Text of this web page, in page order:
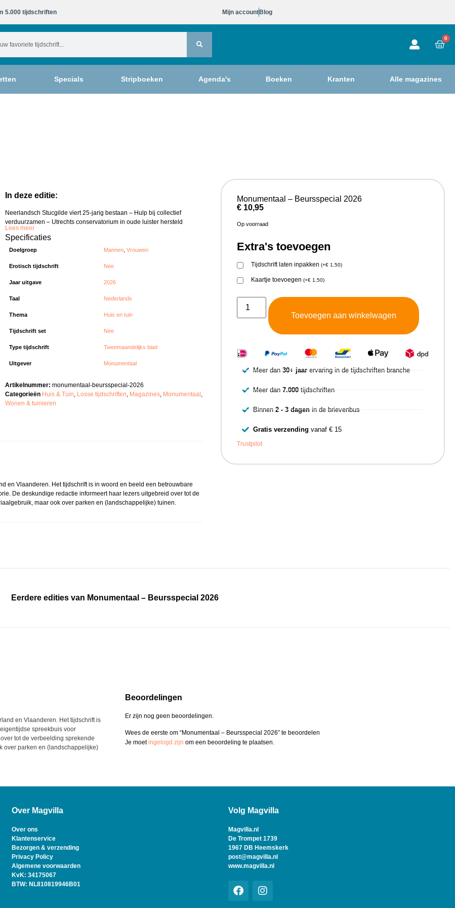
5.000 tijdschriften​ Mijn account Blog
0
Specials Stripboeken Agenda's Boeken Kranten Alle magazines
In deze editie:
Neerlandsch Stucgilde viert 25-jarig bestaan – Hulp bij collectief
verduurzamen – Utrechts conservatorium in oude luister hersteld
Lees meer
Specificaties
Doelgroep Mannen ,Vrouwen
Erotisch tijdschrift Nee
Jaar uitgave 2026
Taal Nederlands
Thema Huis en tuin
Tijdschrift set Nee
Type tijdschrift Tweemaandelijks blad
Uitgever Monumentaal
Artikelnummer:monumentaal-beursspecial-2026
Categorieën Huis & Tuin, Losse tijdschriften, Magazines, Monumentaal,
Wonen & tuinieren
en Vlaanderen. Het tijdschrift is in woord en beeld een betrouwbare
De deskundige redactie informeert haar lezers uitgebreid over tot de
maar ook over parken en (landschappelijke) tuinen.
Monumentaal – Beursspecial 2026
€10,95
Op voorraad
Extra's toevoegen
Tijdschrift laten inpakken (+€1,50)
Kaartje toevoegen (+€1,50)
Toevoegen aan winkelwagen
Meer dan30+ jaar ervaring in de tijdschriften branche
Meer dan7.000 tijdschriften
Binnen2 - 3 dagen in de brievenbus
Gratis verzending vanaf € 15
Trustpilot
Eerdere edities van Monumentaal – Beursspecial 2026
en Vlaanderen. Het tijdschrift is
spreekbuis voor
tot de verbeelding sprekende
over parken en (landschappelijke)
Beoordelingen
Er zijn nog geen beoordelingen.
Wees de eerste om “Monumentaal – Beursspecial 2026” te beoordelen
Je moetingelogd zijn om een beoordeling te plaatsen.
Over Magvilla
Over ons
Klantenservice
Bezorgen & verzending
Privacy Policy
Algemene voorwaarden
KvK: 34175067
BTW: NL810819946B01
Volg Magvilla
Magvilla.nl
De Trompet 1739
1967 DB Heemskerk
post@magvilla.nl
www.magvilla.nl